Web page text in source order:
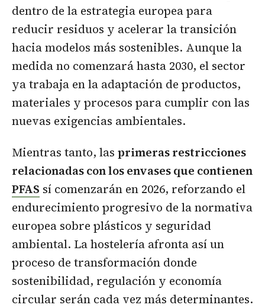
dentro de la estrategia europea para
reducir residuos y acelerar la transición
hacia modelos más sostenibles. Aunque la
medida no comenzará hasta 2030, el sector
ya trabaja en la adaptación de productos,
materiales y procesos para cumplir con las
nuevas exigencias ambientales.
Mientras tanto, las primeras restricciones
relacionadas con los envases que contienen
PFAS sí comenzarán en 2026, reforzando el
endurecimiento progresivo de la normativa
europea sobre plásticos y seguridad
ambiental. La hostelería afronta así un
proceso de transformación donde
sostenibilidad, regulación y economía
circular serán cada vez más determinantes.